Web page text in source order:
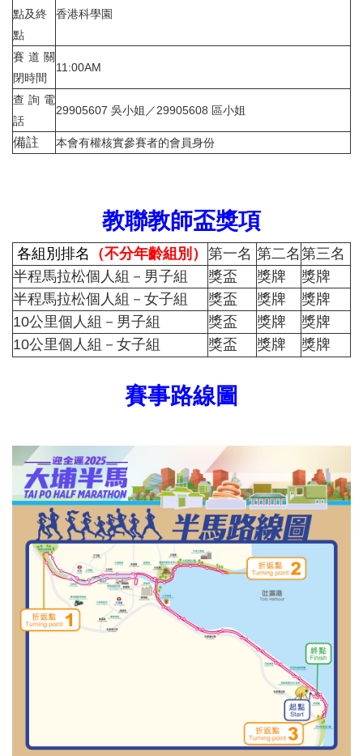
點及終
點
香港科學園
賽道關
閉時間
11:00AM
查詢電
話
29905607 吳小姐／29905608 區小姐
備註 本會有權核實參賽者的會員身份
教聯教師盃獎項
各組別排名 （不分年齡組別） 第一名 第二名 第三名
半程馬拉松個人組－男子組
獎盃 獎牌
獎牌
半程馬拉松個人組－女子組
獎盃 獎牌
獎牌
10公里個人組－男子組
獎盃 獎牌 獎牌
10公里個人組－女子組
獎盃 獎牌 獎牌
賽事路線圖